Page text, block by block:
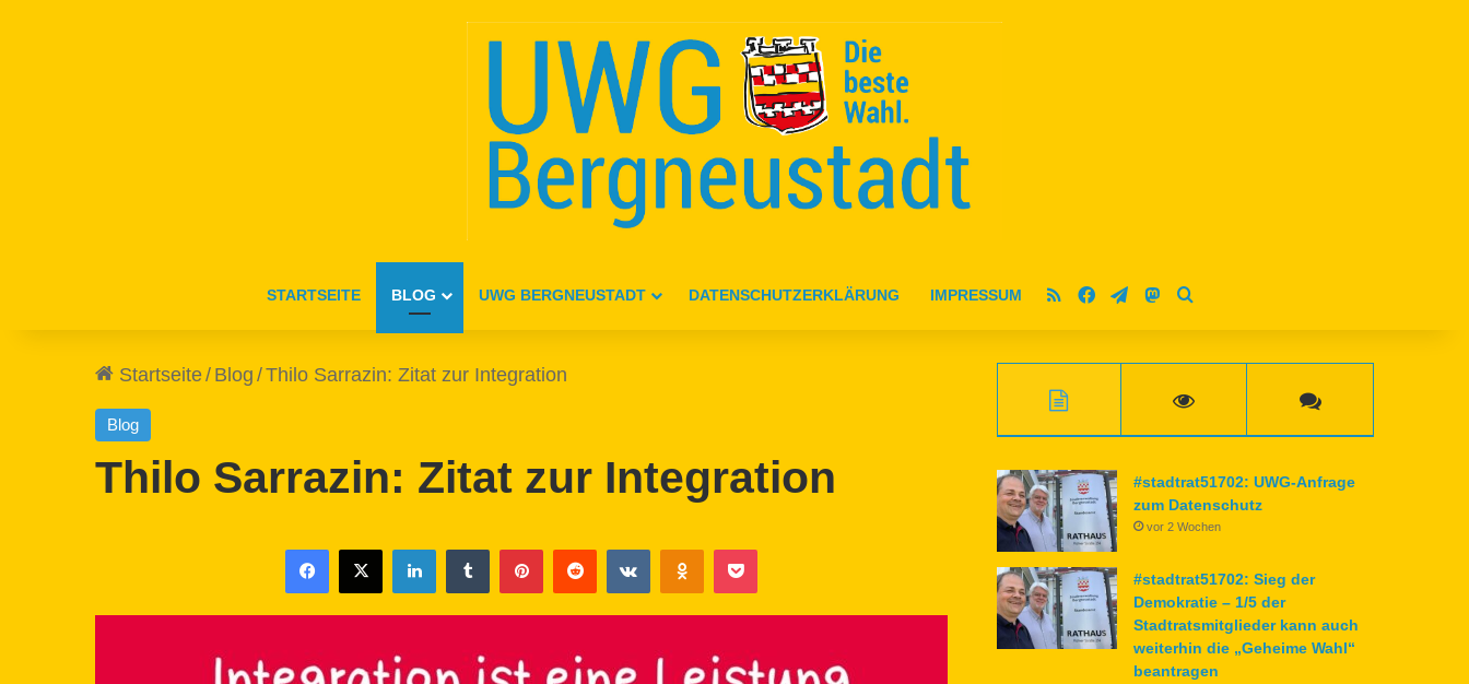
STARTSEITE BLOG UWG BERGNEUSTADT DATENSCHUTZERKLÄRUNG IMPRESSUM RSS FacebookTelegramMastodon
Startseite/ Blog /Thilo Sarrazin: Zitat zur Integration
Blog
Thilo Sarrazin: Zitat zur Integration
X LinkedIn VKontakte
#stadtrat51702: UWG-Anfrage
zum Datenschutz
vor 2 Wochen
#stadtrat51702: Sieg der
Demokratie – 1/5 der
Stadtratsmitglieder kann auch
weiterhin die „Geheime Wahl“
beantragen